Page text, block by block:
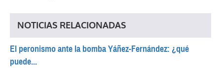
NOTICIAS RELACIONADAS
El peronismo ante la bomba Yáñez-Fernández: ¿qué
puede...